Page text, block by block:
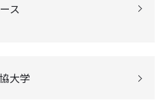
ス
大学